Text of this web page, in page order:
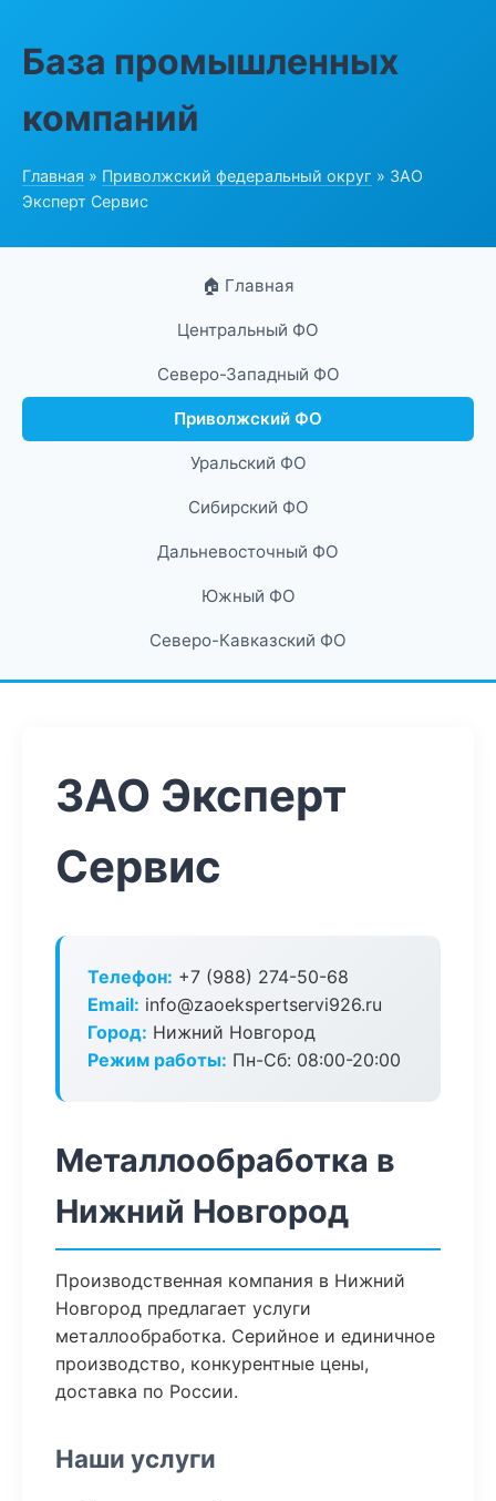
База промышленных
компаний
Главная » Приволжский федеральный округ » ЗАО
Эксперт Сервис
🏠 Главная
Центральный ФО
Северо-Западный ФО
Приволжский ФО
Уральский ФО
Сибирский ФО
Дальневосточный ФО
Южный ФО
Северо-Кавказский ФО
ЗАО Эксперт
Сервис
Телефон: +7 (988) 274-50-68
Email: info@zaoekspertservi926.ru
Город: Нижний Новгород
Режим работы: Пн-Сб: 08:00-20:00
Металлообработка в
Нижний Новгород
Производственная компания в Нижний
Новгород предлагает услуги
металлообработка. Серийное и единичное
производство, конкурентные цены,
доставка по России.
Наши услуги